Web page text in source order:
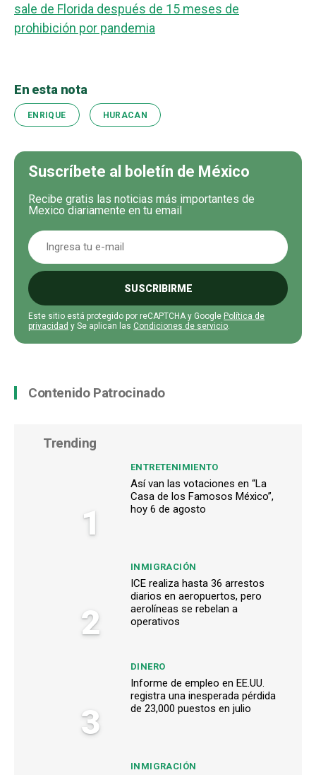
sale de Florida después de 15 meses de
prohibición por pandemia
En esta nota
ENRIQUE HURACAN
Suscríbete al boletín de México
Recibe gratis las noticias más importantes de
Mexico diariamente en tu email
SUSCRIBIRME
Este sitio está protegido por reCAPTCHA y Google Política de
privacidad y Se aplican las Condiciones de servicio
Contenido Patrocinado
Trending
1
ENTRETENIMIENTO
Así van las votaciones en “La
Casa de los Famosos México”,
hoy 6 de agosto
2
INMIGRACIÓN
ICE realiza hasta 36 arrestos
diarios en aeropuertos, pero
aerolíneas se rebelan a
operativos
3
DINERO
Informe de empleo en EE.UU.
registra una inesperada pérdida
de 23,000 puestos en julio
INMIGRACIÓN